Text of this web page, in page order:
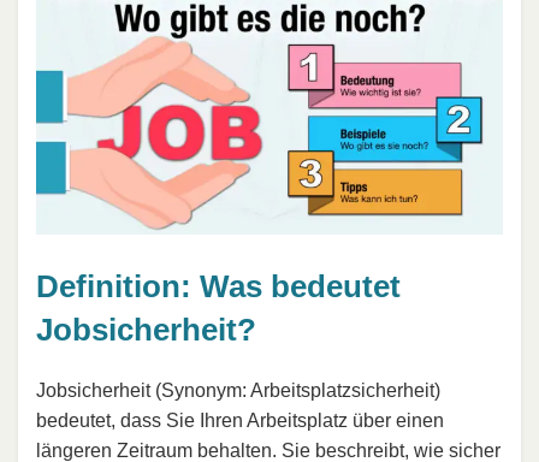
Definition: Was bedeutet
Jobsicherheit?
Jobsicherheit (Synonym: Arbeitsplatzsicherheit)
bedeutet, dass Sie Ihren Arbeitsplatz über einen
längeren Zeitraum behalten. Sie beschreibt, wie sicher